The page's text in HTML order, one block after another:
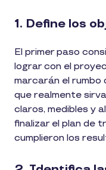
1. Define los
El primer paso
lograr con el
marcarán el
que realmente
claros, medibles y
finalizar el plan de
cumplieron los